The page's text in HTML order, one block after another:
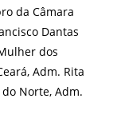
da Câmara
Dantas
dos
Adm. Rita
Norte, Adm.